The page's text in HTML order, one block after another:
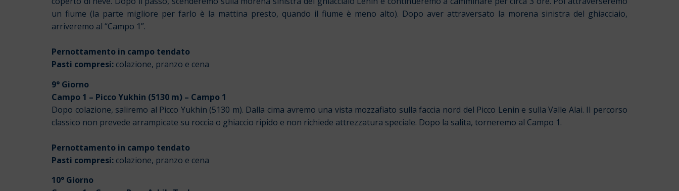
un fiume (la parte migliore per farlo è la mattina presto, quando il fiume è meno alto). Dopo aver attraversato la morena sinistra del ghiacciaio,
arriveremo al “Campo 1”.
Pernottamento in campo tendato
Pasti compresi: colazione, pranzo e cena
9° Giorno
Campo 1 – Picco Yukhin (5130 m) – Campo 1
Dopo colazione, saliremo al Picco Yukhin (5130 m). Dalla cima avremo una vista mozzafiato sulla faccia nord del Picco Lenin e sulla Valle Alai. Il percorso
classico non prevede arrampicate su roccia o ghiaccio ripido e non richiede attrezzatura speciale. Dopo la salita, torneremo al Campo 1.
Pernottamento in campo tendato
Pasti compresi: colazione, pranzo e cena
10° Giorno